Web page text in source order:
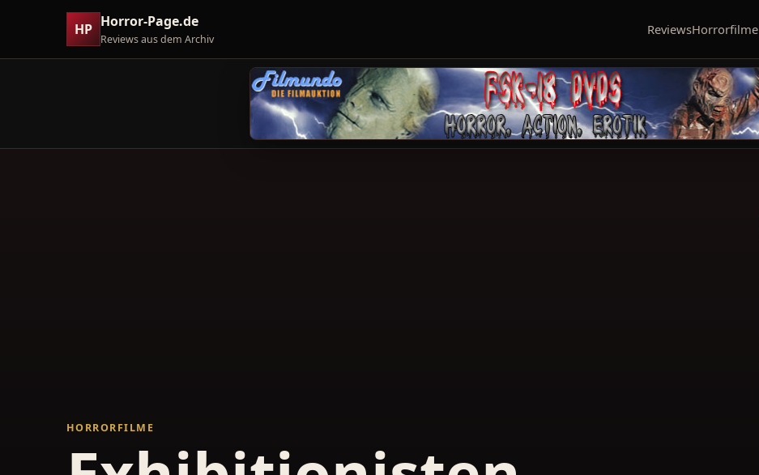
HP Horror-Page.de
Reviews aus dem Archiv
ReviewsHorrorfilme
HORRORFILME